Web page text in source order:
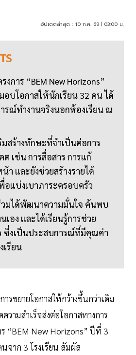
อัปเดตล่าสุด : 10 ก.ค. 69 | 03:00 น.
งการ “BEM New Horizons”
อบโอกาสให้นักเรียน 32 คน ได้
รณ์ทำงานจริงนอกห้องเรียน ณ
มสร้างทักษะที่จำเป็นต่อการ
เช่น การสื่อสาร การแก้
า และยังช่วยสร้างรายได้
อแบ่งเบาภาระครอบครัว
วมได้พัฒนาความมั่นใจ ค้นพบ
อง และได้เรียนรู้การช่วย
ซึ่งเป็นประสบการณ์ที่มีคุณค่า
เรียน
ารขยายโอกาสให้กว้างขึ้นกว่าเดิม
วามสำเร็จส่งต่อโอกาสทางการ
“BEM New Horizons” ปีที่ 3
จาก 3 โรงเรียน สัมผัส